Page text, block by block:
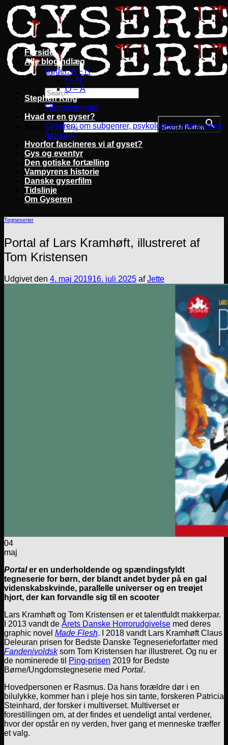
Fortsæt
til
indhold
Search for: Search Button
Forside
Alle blogindlæg
Bøger: A – H
I – N
O – Å
Stephen King
Filmatiseringer
Hvad er en gyser?
Gyseren: om subgenrer, psykologi og eventyrtræk
(uddrag)
Hvorfor fascineres vi af gyset?
Gys og eventyr
Den gotiske fortælling
Vampyrens historie
Danske gyserfilm
Tidslinje
Om Gyseren
Tegneserier
Portal af Lars Kramhøft, illustreret af
Tom Kristensen
Udgivet den 4. maj 201916. juli 2025 afJette
04
maj
Portaler en underholdende og spændingsfyldt
tegneserie for børn, der blandt andet byder på en gal
videnskabskvinde, parallelle universer og en treøjet
hjort, der kan forvandle sig til en scooter
Lars Kramhøft og Tom Kristensen er et talentfuldt makkerpar.
I 2013 vandt de Årets Danske Horrorudgivelse med deres
graphic novel Made Flesh. I 2018 vandt Lars Kramhøft Claus
Deleuran prisen for Bedste Danske Tegneserieforfatter med
Fandenivoldsksom Tom Kristensen har illustreret. Og nu er
de nominerede til
Ping-prisen 2019 for Bedste
Børne/Ungdomstegneserie med Portal.
Hovedpersonen er Rasmus. Da hans forældre dør i en
bilulykke, kommer han i pleje hos sin tante, forskeren Patricia
Steinhard, der forsker i multiverset. Multiverset er
forestillingen om, at der findes et uendeligt antal verdener,
hvor der opstår en ny verden, hver gang et menneske træffer
et valg.